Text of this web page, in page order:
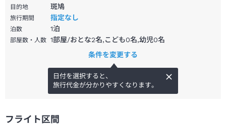
目的地 斑鳩
旅行期間 指定なし
泊数 1泊
部屋数・人数 1部屋/おとな2名,こども0名,幼児0名
条件を変更する
日付を選択すると、
旅行代金が分かりやすくなります。
フライト区間